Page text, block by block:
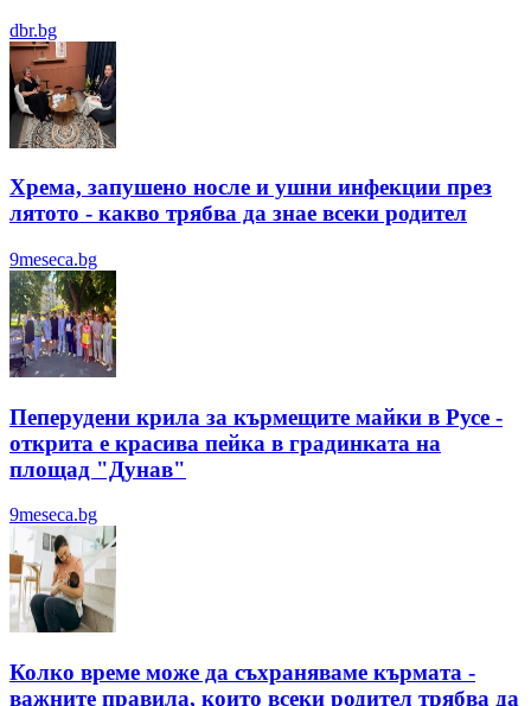
dbr.bg
Хрема, запушено носле и ушни инфекции през
лятотo - какво трябва да знае всеки родител
9meseca.bg
Пеперудени крила за кърмещите майки в Русе -
открита е красива пейка в градинката на
площад "Дунав"
9meseca.bg
Колко време може да съхраняваме кърмата -
важните правила, които всеки родител трябва да